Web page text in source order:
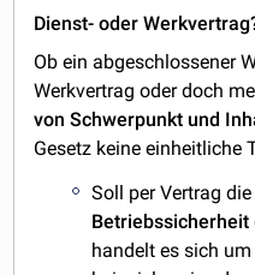
Dienst- oder
Ob ein abgeschlossener
Werkvertrag oder doch
von Schwerpunkt und
Gesetz keine einheitliche
Soll per Vertrag
Betriebssicherheit
handelt es sich